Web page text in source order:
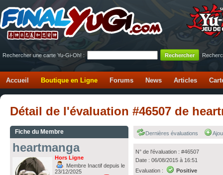
Rechercher une carte Yu-Gi-Oh! :
Accueil Boutique en Ligne Forums News Articles
Détail de l'évaluation #46507 de
Fiche du Membre
heartmanga
Hors Ligne
Membre Inactif depuis le
23/12/2025
Dernières évaluations
N° de l'évaluation : #46507
Date : 06/08/2015 à 16:51
Evaluation :
Positive